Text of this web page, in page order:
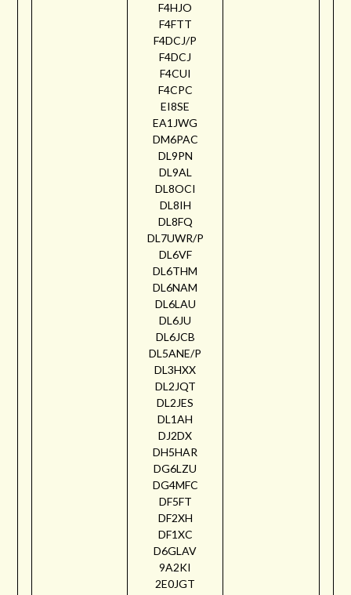
F4HJO
F4FTT
F4DCJ/P
F4DCJ
F4CUI
F4CPC
EI8SE
EA1JWG
DM6PAC
DL9PN
DL9AL
DL8OCI
DL8IH
DL8FQ
DL7UWR/P
DL6VF
DL6THM
DL6NAM
DL6LAU
DL6JU
DL6JCB
DL5ANE/P
DL3HXX
DL2JQT
DL2JES
DL1AH
DJ2DX
DH5HAR
DG6LZU
DG4MFC
DF5FT
DF2XH
DF1XC
D6GLAV
9A2KI
2E0JGT